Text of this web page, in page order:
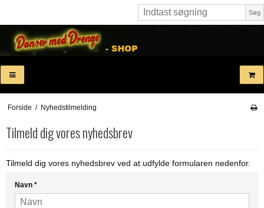
Søg
Forside / Nyhedstilmelding
Tilmeld dig vores nyhedsbrev
Tilmeld dig vores nyhedsbrev ved at udfylde formularen nedenfor.
Navn *